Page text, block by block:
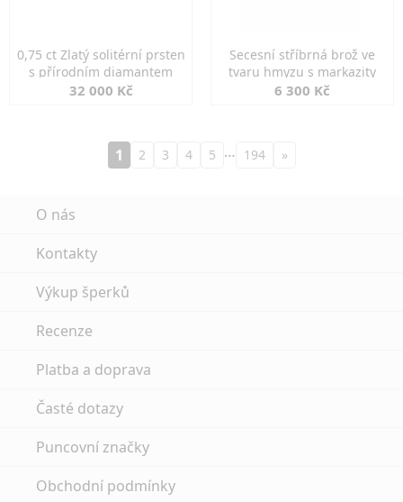
0,75 ct Zlatý solitérní prsten
s přírodním diamantem
32 000 Kč
Secesní stříbrná brož ve
tvaru hmyzu s markazity
6 300 Kč
1 2 3 4 5 … 194 »
O nás
Kontakty
Výkup šperků
Recenze
Platba a doprava
Časté dotazy
Puncovní značky
Obchodní podmínky